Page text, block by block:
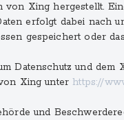
von Xing hergestellt.
erfolgt dabei nach
gespeichert oder
Datenschutz und dem
Xing unter https://
und